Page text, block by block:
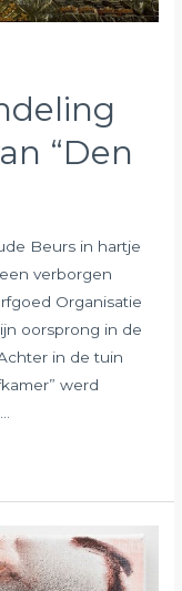
“Den
Beurs in hartje
verborgen
Organisatie
oorsprong in de
in de tuin
werd